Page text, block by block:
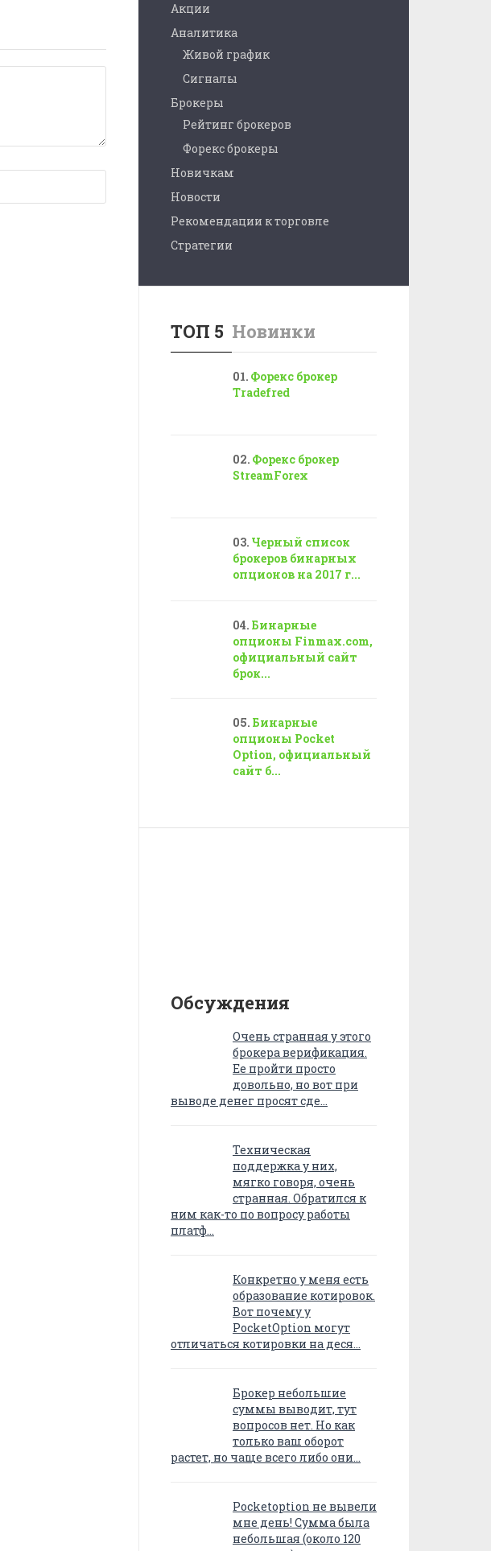
Акции
Аналитика
Живой график
Сигналы
Брокеры
Рейтинг брокеров
Форекс брокеры
Новичкам
Новости
Рекомендации к торговле
Стратегии
ТОП 5 Новинки
Форекс брокер
Tradefred
Форекс брокер
StreamForex
Черный список
брокеров бинарных
опционов на 2017 г...
Бинарные
опционы Finmax.com,
официальный сайт
брок...
Бинарные
опционы Pocket
Option, официальный
сайт б...
Обсуждения
Очень странная у этого
брокера верификация.
Ее пройти просто
довольно, но вот при
выводе денег просят сде…
Техническая
поддержка у них,
мягко говоря, очень
странная. Обратился к
ним как-то по вопросу работы
платф…
Конкретно у меня есть
образование котировок.
Вот почему у
PocketOption могут
отличаться котировки на деся…
Брокер небольшие
суммы выводит, тут
вопросов нет. Но как
только ваш оборот
растет, но чаще всего либо они…
Pocketoption не вывели
мне день! Сумма была
небольшая (около 120